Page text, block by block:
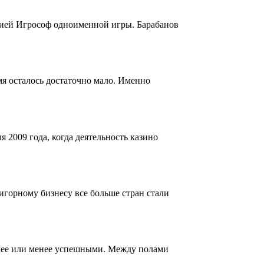
Игрософ одноименной игры. Барабанов
осталось достаточно мало. Именно
года, когда деятельность казино
бизнесу все больше стран стали
или менее успешными. Между полами